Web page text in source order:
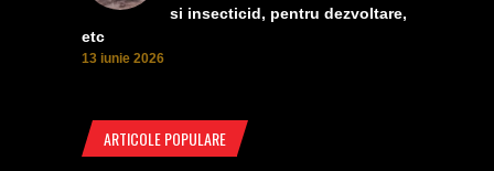
si insecticid, pentru dezvoltare,
etc
13 iunie 2026
ARTICOLE POPULARE